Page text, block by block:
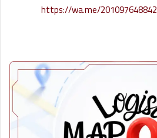
https://wa.me/201097648842